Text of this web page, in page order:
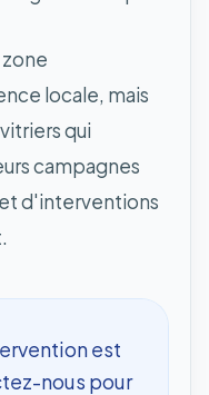
locale, mais
qui
campagnes
d'interventions
est
nous pour